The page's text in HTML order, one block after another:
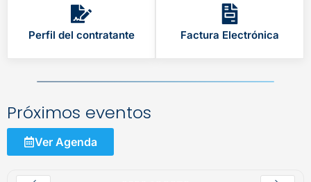
Perfil del contratante Factura Electrónica
Próximos eventos
Ver Agenda